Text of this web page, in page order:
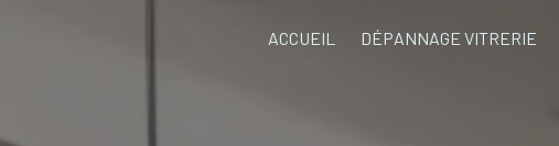
ACCUEIL DÉPANNAGE VITRERIE